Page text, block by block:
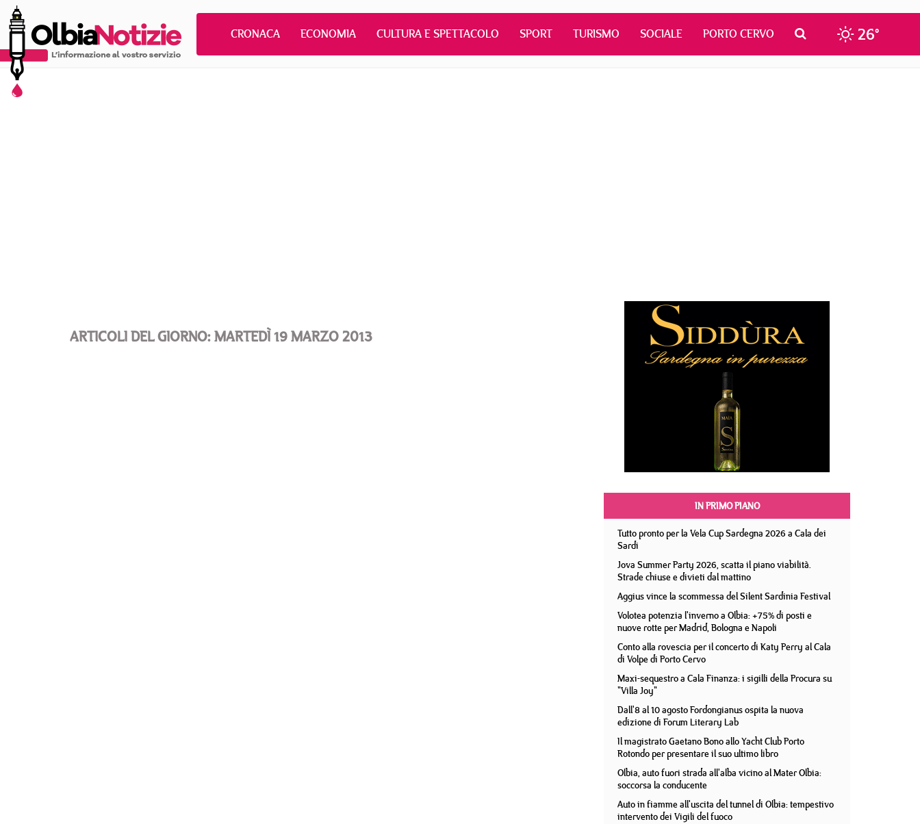
CRONACA ECONOMIA CULTURA E SPETTACOLO SPORT TURISMO SOCIALE PORTO CERVO 26°
ARTICOLI DEL GIORNO: MARTEDÌ 19 MARZO 2013
IN PRIMO PIANO
Tutto pronto per la Vela Cup Sardegna 2026 a Cala dei
Sardi
Jova Summer Party 2026, scatta il piano viabilità.
Strade chiuse e divieti dal mattino
Aggius vince la scommessa del Silent Sardinia Festival
Volotea potenzia l'inverno a Olbia: +75% di posti e
nuove rotte per Madrid, Bologna e Napoli
Conto alla rovescia per il concerto di Katy Perry al Cala
di Volpe di Porto Cervo
Maxi-sequestro a Cala Finanza: i sigilli della Procura su
"Villa Joy"
Dall'8 al 10 agosto Fordongianus ospita la nuova
edizione di Forum Literary Lab
Il magistrato Gaetano Bono allo Yacht Club Porto
Rotondo per presentare il suo ultimo libro
Olbia, auto fuori strada all'alba vicino al Mater Olbia:
soccorsa la conducente
Auto in fiamme all'uscita del tunnel di Olbia: tempestivo
intervento dei Vigili del fuoco